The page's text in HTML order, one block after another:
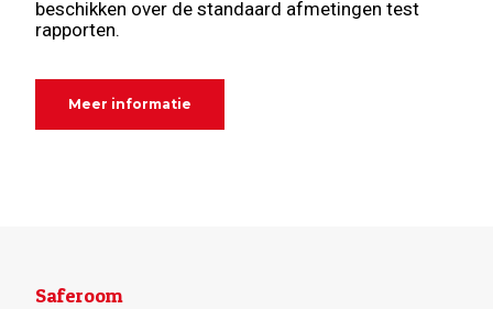
beschikken over de standaard afmetingen test
rapporten.
Meer informatie
Saferoom